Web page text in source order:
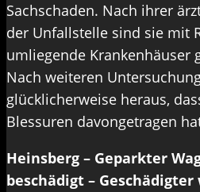
Sachschaden. Nach ihrer
der Unfallstelle sind sie mit
umliegende Krankenhäuser
Nach weiteren
glücklicherweise heraus,
Blessuren davongetragen
Heinsberg – Geparkter
beschädigt –